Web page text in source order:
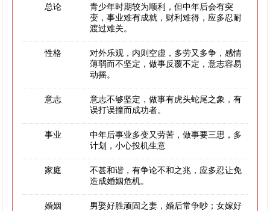
总论
青少年时期较为顺利，但中年后会有突
变，事业难有成就，财利难得，应多忍耐
渡过难关。
性格
对外乐观，内则空虚，多劳又多争，感情
薄弱而不坚定，做事反覆不定，意志容易
动摇。
意志
意志不够坚定，做事有虎头蛇尾之象，有
误打误撞而成功者。
事业
中年后事业多变又劳苦，做事要三思，多
计划，小心投机生意
家庭
不甚和谐，有争论不和之兆，应多忍让免
造成婚姻危机。
婚姻
男娶好胜顽固之妻，婚后常争吵；女嫁好